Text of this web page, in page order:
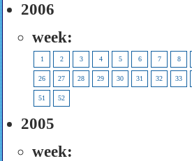
2006
week:
1 2 3 4 5 6 7 8
26 27 28 29 30 31 32 33
51 52
2005
week: